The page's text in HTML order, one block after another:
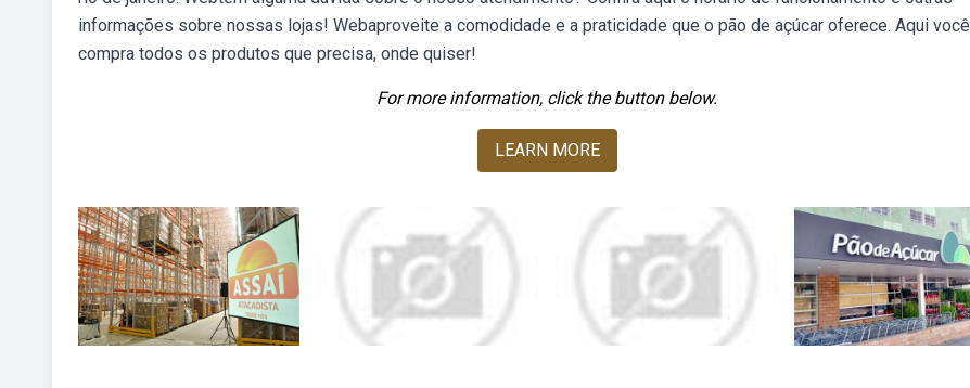
informações sobre nossas lojas! Webaproveite a comodidade e a praticidade que o pão de açúcar oferece. Aqui você
compra todos os produtos que precisa, onde quiser!
For more information, click the button below.
LEARN MORE